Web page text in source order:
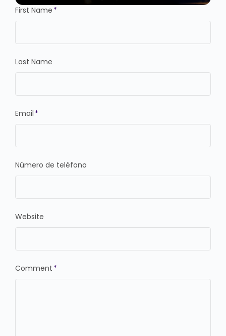
First Name *
Last Name
Email *
Número de teléfono
Website
Comment *